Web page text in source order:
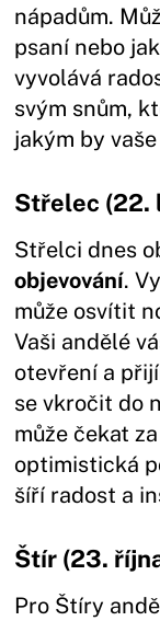
nápadům.
psaní nebo
vyvolává
svým snům,
jakým by
Střelec (22.
Střelci dnes
objevování.
může osvítit
Vaši andělé
otevření a
se vkročit do
může čekat
optimistická
šíří radost a
Štír (23.
Pro Štíry